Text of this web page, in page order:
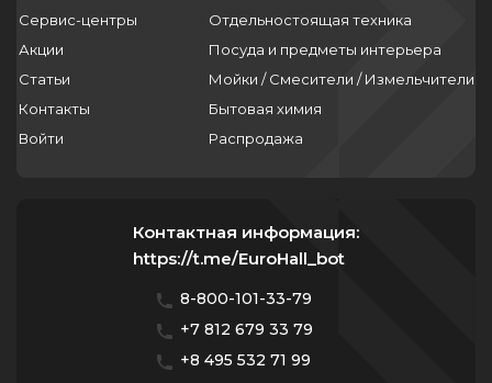
Сервис-центры
Акции
Статьи
Контакты
Войти
Отдельностоящая техника
Посуда и предметы интерьера
Мойки / Смесители / Измельчители
Бытовая химия
Распродажа
Контактная информация:
https://t.me/EuroHall_bot
8-800-101-33-79
+7 812 679 33 79
+8 495 532 71 99